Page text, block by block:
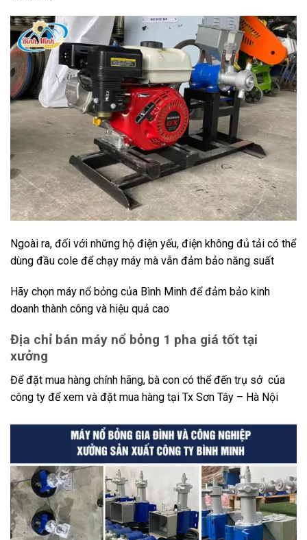
Ngoài ra, đối với những hộ điện yếu, điện không đủ tải có thể
dùng đầu cole để chạy máy mà vẫn đảm bảo năng suất
Hãy chọn máy nổ bỏng của Bình Minh để đảm bảo kinh
doanh thành công và hiệu quả cao
Địa chỉ bán máy nổ bỏng 1 pha giá tốt tại
xưởng
Để đặt mua hàng chính hãng, bà con có thể đến trụ sở của
công ty để xem và đặt mua hàng tại Tx Sơn Tây – Hà Nội